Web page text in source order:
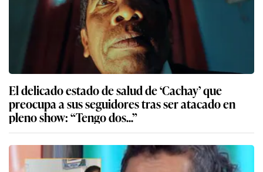
El delicado estado de salud de ‘Cachay’ que
preocupa a sus seguidores tras ser atacado en
pleno show: “Tengo dos...”